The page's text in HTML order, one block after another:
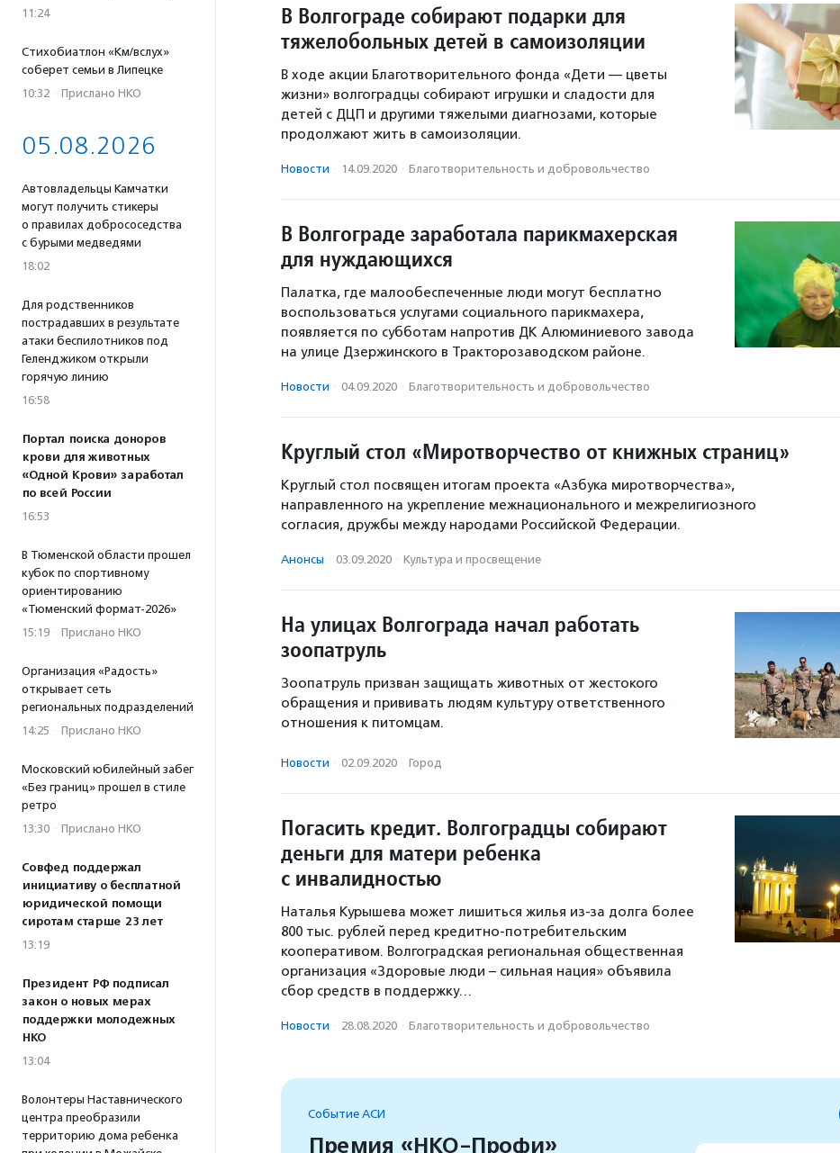
11:24
Стихобиатлон «Км/вслух»
соберет семьи в Липецке
10:32 · Прислано НКО
05.08.2026
Автовладельцы Камчатки
могут получить стикеры
о правилах добрососедства
с бурыми медведями
18:02
Для родственников
пострадавших в результате
атаки беспилотников под
Геленджиком открыли
горячую линию
16:58
Портал поиска доноров
крови для животных
«Одной Крови» заработал
по всей России
16:53
В Тюменской области прошел
кубок по спортивному
ориентированию
«Тюменский формат-2026»
15:19 · Прислано НКО
Организация «Радость»
открывает сеть
региональных подразделений
14:25 · Прислано НКО
Московский юбилейный забег
«Без границ» прошел в стиле
ретро
13:30 · Прислано НКО
Совфед поддержал
инициативу о бесплатной
юридической помощи
сиротам старше 23 лет
13:19
Президент РФ подписал
закон о новых мерах
поддержки молодежных
НКО
13:04
Волонтеры Наставнического
центра преобразили
территорию дома ребенка
В Волгограде собирают подарки для
тяжелобольных детей в самоизоляции
В ходе акции Благотворительного фонда «Дети — цветы
жизни» волгоградцы собирают игрушки и сладости для
детей с ДЦП и другими тяжелыми диагнозами, которые
продолжают жить в самоизоляции.
Новости · 14.09.2020 · Благотвори­тель­ность и доброволь­чест­во
В Волгограде заработала парикмахерская
для нуждающихся
Палатка, где малообеспеченные люди могут бесплатно
воспользоваться услугами социального парикмахера,
появляется по субботам напротив ДК Алюминиевого завода
на улице Дзержинского в Тракторозаводском районе.
Новости · 04.09.2020 · Благотвори­тель­ность и доброволь­чест­во
Круглый стол «Миротворчество от книжных страниц»
Круглый стол посвящен итогам проекта «Азбука миротворчества»,
направленного на укрепление межнационального и межрелигиозного
согласия, дружбы между народами Российской Федерации.
Анонсы · 03.09.2020 · Культура и просвещение
На улицах Волгограда начал работать
зоопатруль
Зоопатруль призван защищать животных от жестокого
обращения и прививать людям культуру ответственного
отношения к питомцам.
Новости · 02.09.2020 · Город
Погасить кредит. Волгоградцы собирают
деньги для матери ребенка
с инвалидностью
Наталья Курышева может лишиться жилья из-за долга более
800 тыс. рублей перед кредитно-потребительским
кооперативом. Волгоградская региональная общественная
организация «Здоровые люди – сильная нация» объявила
сбор средств в поддержку…
Новости · 28.08.2020 · Благотвори­тель­ность и доброволь­чест­во
Событие АСИ
Премия «НКО-Профи»